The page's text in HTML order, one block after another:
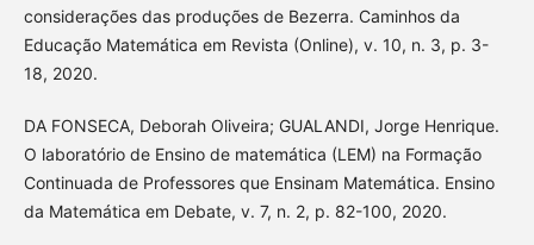
considerações das produções de Bezerra. Caminhos da
Educação Matemática em Revista (Online), v. 10, n. 3, p. 3-
18, 2020.
DA FONSECA, Deborah Oliveira; GUALANDI, Jorge Henrique.
O laboratório de Ensino de matemática (LEM) na Formação
Continuada de Professores que Ensinam Matemática. Ensino
da Matemática em Debate, v. 7, n. 2, p. 82-100, 2020.